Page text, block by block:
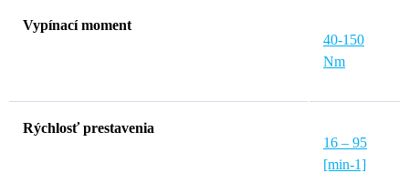
Vypínací moment
40-150
Nm
Rýchlosť prestavenia
16 – 95
[min-1]